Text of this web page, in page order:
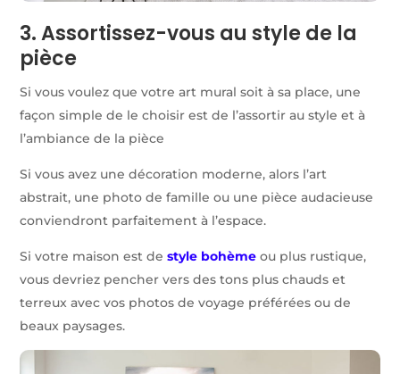
3. Assortissez-vous au style de la
pièce
Si vous voulez que votre art mural soit à sa place, une
façon simple de le choisir est de l’assortir au style et à
l’ambiance de la pièce
Si vous avez une décoration moderne, alors l’art
abstrait, une photo de famille ou une pièce audacieuse
conviendront parfaitement à l’espace.
Si votre maison est destyle bohème ou plus rustique,
vous devriez pencher vers des tons plus chauds et
terreux avec vos photos de voyage préférées ou de
beaux paysages.